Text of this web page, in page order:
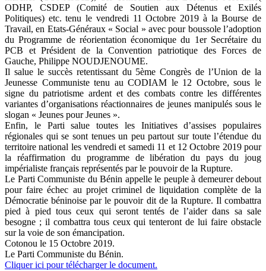
ODHP, CSDEP (Comité de Soutien aux Détenus et Exilés
Politiques) etc. tenu le vendredi 11 Octobre 2019 à la Bourse de
Travail, en Etats-Généraux « Social » avec pour boussole l’adoption
du Programme de réorientation économique du 1er Secrétaire du
PCB et Président de la Convention patriotique des Forces de
Gauche, Philippe NOUDJENOUME.
Il salue le succès retentissant du 5ème Congrès de l’Union de la
Jeunesse Communiste tenu au CODIAM le 12 Octobre, sous le
signe du patriotisme ardent et des combats contre les différentes
variantes d’organisations réactionnaires de jeunes manipulés sous le
slogan « Jeunes pour Jeunes ».
Enfin, le Parti salue toutes les Initiatives d’assises populaires
régionales qui se sont tenues un peu partout sur toute l’étendue du
territoire national les vendredi et samedi 11 et 12 Octobre 2019 pour
la réaffirmation du programme de libération du pays du joug
impérialiste français représentés par le pouvoir de la Rupture.
Le Parti Communiste du Bénin appelle le peuple à demeurer debout
pour faire échec au projet criminel de liquidation complète de la
Démocratie béninoise par le pouvoir dit de la Rupture. Il combattra
pied à pied tous ceux qui seront tentés de l’aider dans sa sale
besogne ; il combattra tous ceux qui tenteront de lui faire obstacle
sur la voie de son émancipation.
Cotonou le 15 Octobre 2019.
Le Parti Communiste du Bénin.
Cliquer ici pour télécharger le document.